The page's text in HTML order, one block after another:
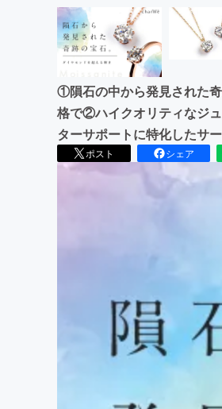
①隕石の中から発見された
格で②ハイクオリティなジ
ターサポートに特化したサ
ポスト シェア